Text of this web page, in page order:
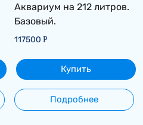
Аквариум на 212 литров.
Базовый.
117500Р
Купить
Подробнее